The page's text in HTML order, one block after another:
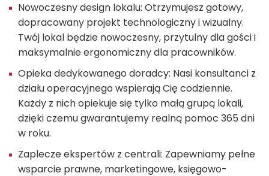
Nowoczesny design lokalu: Otrzymujesz gotowy,
dopracowany projekt technologiczny i wizualny.
Twój lokal będzie nowoczesny, przytulny dla gości i
maksymalnie ergonomiczny dla pracowników.
Opieka dedykowanego doradcy: Nasi konsultanci z
działu operacyjnego wspierają Cię codziennie.
Każdy z nich opiekuje się tylko małą grupą lokali,
dzięki czemu gwarantujemy realną pomoc 365 dni
w roku.
Zaplecze ekspertów z centrali: Zapewniamy pełne
wsparcie prawne, marketingowe, księgowo-